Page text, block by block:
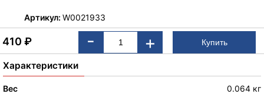
Артикул:W0021933
410₽ - +
Характеристики
Вес
0.064 кг